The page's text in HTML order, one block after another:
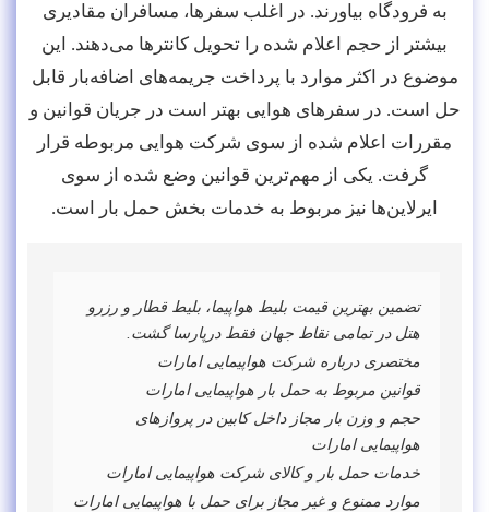
به فرودگاه بیاورند. در اغلب سفرها، مسافران مقادیری
بیشتر از حجم اعلام شده را تحویل کانترها می‌دهند. این
موضوع در اکثر موارد با پرداخت جریمه‌های اضافه‌بار قابل
حل است. در سفرهای هوایی بهتر است در جریان قوانین و
مقررات اعلام شده از سوی شرکت هوایی مربوطه قرار
گرفت. یکی از مهم‌ترین قوانین وضع شده از سوی
ایرلاین‌ها نیز مربوط به خدمات بخش حمل بار است.
تضمین بهترین قیمت بلیط هواپیما، بلیط قطار و رزرو
هتل در تمامی نقاط جهان فقط درپارسا گشت.
مختصری درباره شرکت هواپیمایی امارات
قوانین مربوط به حمل بار هواپیمایی امارات
حجم و وزن بار مجاز داخل کابین در پروازهای
هواپیمایی امارات
خدمات حمل بار و کالای شرکت هواپیمایی امارات
موارد ممنوع و غیر مجاز برای حمل با هواپیمایی امارات